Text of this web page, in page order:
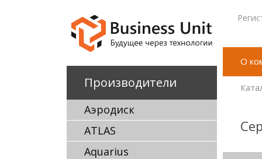
Производители
Аэродиск
ATLAS
Aquarius
О